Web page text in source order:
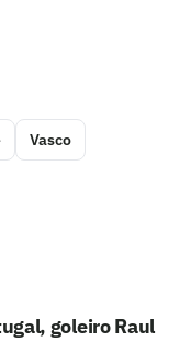
Vasco
goleiro Raul